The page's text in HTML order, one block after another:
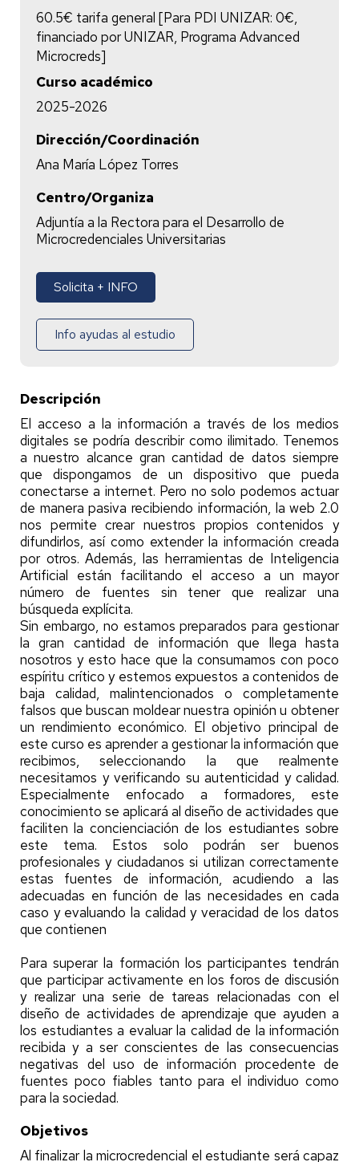
60.5€ tarifa general [Para PDI UNIZAR: 0€,
financiado por UNIZAR, Programa Advanced
Microcreds]
Curso académico
2025-2026
Dirección/Coordinación
Ana María López Torres
Centro/Organiza
Adjuntía a la Rectora para el Desarrollo de
Microcredenciales Universitarias
Solicita + INFO
Info ayudas al estudio
Descripción
El acceso a la información a través de los medios
digitales se podría describir como ilimitado. Tenemos
a nuestro alcance gran cantidad de datos siempre
que dispongamos de un dispositivo que pueda
conectarse a internet. Pero no solo podemos actuar
de manera pasiva recibiendo información, la web 2.0
nos permite crear nuestros propios contenidos y
difundirlos, así como extender la información creada
por otros. Además, las herramientas de Inteligencia
Artificial están facilitando el acceso a un mayor
número de fuentes sin tener que realizar una
búsqueda explícita.
Sin embargo, no estamos preparados para gestionar
la gran cantidad de información que llega hasta
nosotros y esto hace que la consumamos con poco
espíritu crítico y estemos expuestos a contenidos de
baja calidad, malintencionados o completamente
falsos que buscan moldear nuestra opinión u obtener
un rendimiento económico. El objetivo principal de
este curso es aprender a gestionar la información que
recibimos, seleccionando la que realmente
necesitamos y verificando su autenticidad y calidad.
Especialmente enfocado a formadores, este
conocimiento se aplicará al diseño de actividades que
faciliten la concienciación de los estudiantes sobre
este tema. Estos solo podrán ser buenos
profesionales y ciudadanos si utilizan correctamente
estas fuentes de información, acudiendo a las
adecuadas en función de las necesidades en cada
caso y evaluando la calidad y veracidad de los datos
que contienen
Para superar la formación los participantes tendrán
que participar activamente en los foros de discusión
y realizar una serie de tareas relacionadas con el
diseño de actividades de aprendizaje que ayuden a
los estudiantes a evaluar la calidad de la información
recibida y a ser conscientes de las consecuencias
negativas del uso de información procedente de
fuentes poco fiables tanto para el individuo como
para la sociedad.
Objetivos
Al finalizar la microcredencial el estudiante será capaz